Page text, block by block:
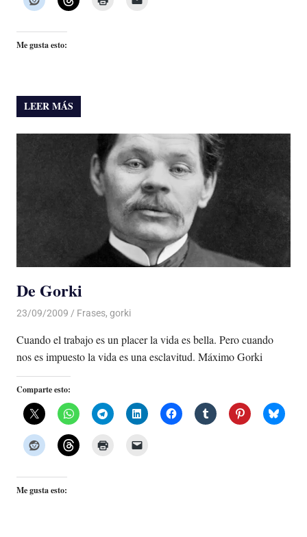
Me gusta esto:
LEER MÁS
De Gorki
23/09/2009 Luis Castellanos
Frases, gorki
Cuando el trabajo es un placer la vida es bella. Pero cuando
nos es impuesto la vida es una esclavitud. Máximo Gorki
Comparte esto:
Me gusta esto: